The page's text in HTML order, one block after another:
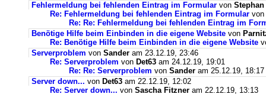
Fehlermeldung bei fehlenden Eintrag im Formular von
Re: Fehlermeldung bei fehlenden Eintrag im Formular von
Re: Re: Fehlermeldung bei fehlenden Eintrag im
Benötige Hilfe beim Einbinden in die eigene Website von
Re: Benötige Hilfe beim Einbinden in die eigene Website
Serverproblem von Sander am 23.12.19, 23:46
Re: Serverproblem von Det63 am 24.12.19, 19:01
Re: Re: Serverproblem von Sander am 25.12.19, 18:17
Server down... von Det63 am 22.12.19, 12:02
Re: Server down... von Sascha Fitzner am 22.12.19, 13:13